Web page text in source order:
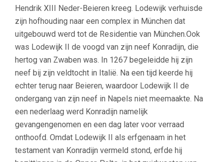
Hendrik XIII Neder-Beieren kreeg. Lodewijk verhuisde
zijn hofhouding naar een complex in München dat
uitgebouwd werd tot de Residentie van München.Ook
was Lodewijk II de voogd van zijn neef Konradijn, die
hertog van Zwaben was. In 1267 begeleidde hij zijn
neef bij zijn veldtocht in Italië. Na een tijd keerde hij
echter terug naar Beieren, waardoor Lodewijk II de
ondergang van zijn neef in Napels niet meemaakte. Na
een nederlaag werd Konradijn namelijk
gevangengenomen en een dag later voor verraad
onthoofd. Omdat Lodewijk II als erfgenaam in het
testament van Konradijn vermeld stond, erfde hij